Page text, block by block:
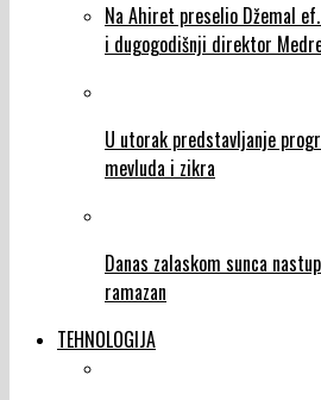
Na Ahiret preselio Džemal
i dugogodišnji direktor
U utorak predstavljanje
mevluda i zikra
Danas zalaskom sunca
ramazan
TEHNOLOGIJA